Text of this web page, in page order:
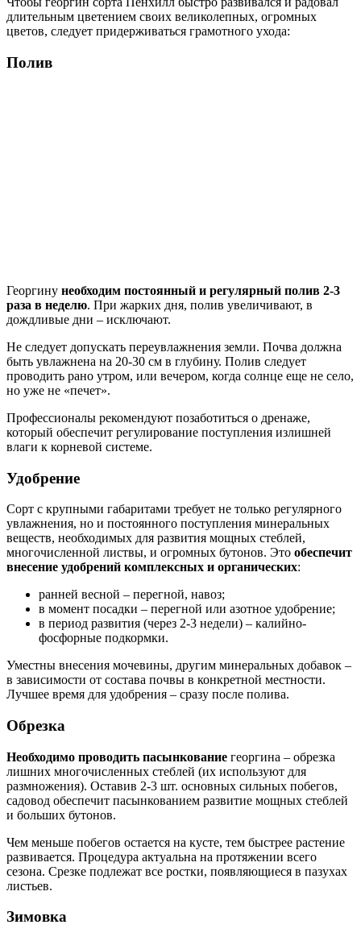
длительным цветением своих великолепных, огромных
цветов, следует придерживаться грамотного ухода:
Полив
Георгину необходим постоянный и регулярный полив 2-3
раза в неделю. При жарких дня, полив увеличивают, в
дождливые дни – исключают.
Не следует допускать переувлажнения земли. Почва должна
быть увлажнена на 20-30 см в глубину. Полив следует
проводить рано утром, или вечером, когда солнце еще не село,
но уже не «печет».
Профессионалы рекомендуют позаботиться о дренаже,
который обеспечит регулирование поступления излишней
влаги к корневой системе.
Удобрение
Сорт с крупными габаритами требует не только регулярного
увлажнения, но и постоянного поступления минеральных
веществ, необходимых для развития мощных стеблей,
многочисленной листвы, и огромных бутонов. Это обеспечит
внесение удобрений комплексных и органических:
ранней весной – перегной, навоз;
в момент посадки – перегной или азотное удобрение;
в период развития (через 2-3 недели) – калийно-
фосфорные подкормки.
Уместны внесения мочевины, другим минеральных добавок –
в зависимости от состава почвы в конкретной местности.
Лучшее время для удобрения – сразу после полива.
Обрезка
Необходимо проводить пасынкование георгина – обрезка
лишних многочисленных стеблей (их используют для
размножения). Оставив 2-3 шт. основных сильных побегов,
садовод обеспечит пасынкованием развитие мощных стеблей
и больших бутонов.
Чем меньше побегов остается на кусте, тем быстрее растение
развивается. Процедура актуальна на протяжении всего
сезона. Срезке подлежат все ростки, появляющиеся в пазухах
листьев.
Зимовка